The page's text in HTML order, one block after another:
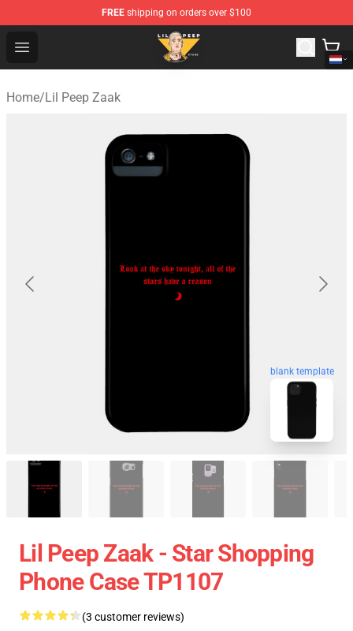
FREE shipping on orders over $100
Open menu
Lil Peep Store - Official Lil Peep Merchandise Shop
Home/Lil Peep Zaak
blank template
Lil Peep Zaak - Star Shopping
Phone Case TP1107
(3 customer reviews)